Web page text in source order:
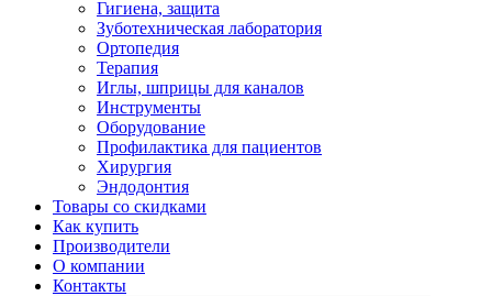
Гигиена, защита
Зуботехническая лаборатория
Ортопедия
Терапия
Иглы, шприцы для каналов
Инструменты
Оборудование
Профилактика для пациентов
Хирургия
Эндодонтия
Товары со скидками
Как купить
Производители
О компании
Контакты